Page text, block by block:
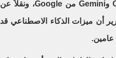
عروض المنافسين مثل ChatGPT من OpenAI وGemini من Google، ونقلاً عن
أن ميزات الذكاء الاصطناعي قد
عامين.